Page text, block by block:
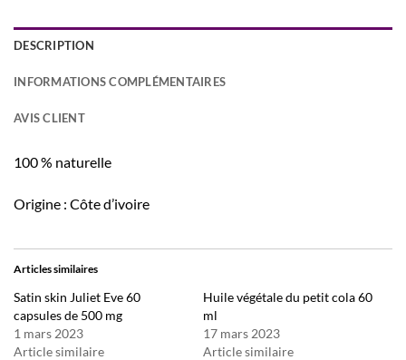
DESCRIPTION
INFORMATIONS COMPLÉMENTAIRES
AVIS CLIENT
100 % naturelle
Origine : Côte d’ivoire
Articles similaires
Satin skin Juliet Eve 60
capsules de 500 mg
1 mars 2023
Article similaire
Huile végétale du petit cola 60
ml
17 mars 2023
Article similaire